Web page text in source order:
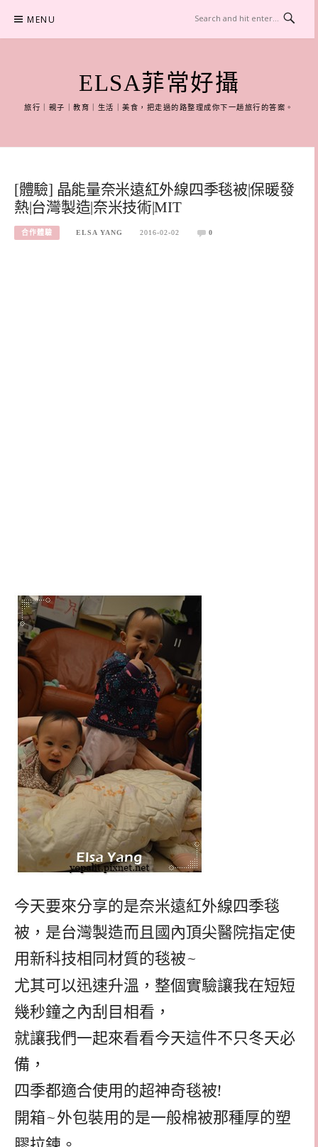
content
MENU
ELSA菲常好攝
旅行｜親子｜教育｜生活｜美食，把走過的路整理成你下一趟旅行的答案。
[體驗] 晶能量奈米遠紅外線四季毯被|保暖發
熱|台灣製造|奈米技術|MIT
合作體驗 ELSA YANG 2016-02-02 0
今天要來分享的是奈米遠紅外線四季毯
被，是台灣製造而且國內頂尖醫院指定使
用新科技相同材質的毯被~
尤其可以迅速升溫，整個實驗讓我在短短
幾秒鐘之內刮目相看，
就讓我們一起來看看今天這件不只冬天必
備，
四季都適合使用的超神奇毯被!
開箱~外包裝用的是一般棉被那種厚的塑